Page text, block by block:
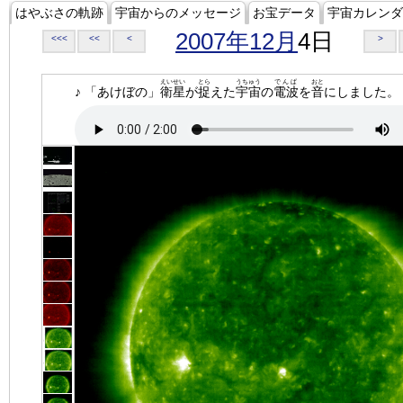
はやぶさの軌跡 宇宙からのメッセージ お宝データ 宇宙カレン
<<< << < 2007年12月 4日 >
♪ 「あけぼの」 衛星
えいせい
が捉
とら
えた宇宙
うちゅう
の電波
でんぱ
を音
おと
にしました。